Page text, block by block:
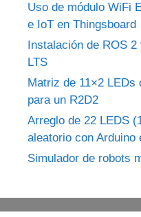
Uso de módulo WiFi
e IoT en Thingsboard
Instalación de ROS
LTS
Matriz de 11×2 LEDs
para un R2D2
Arreglo de 22 LEDS
aleatorio con Arduino
Simulador de robots